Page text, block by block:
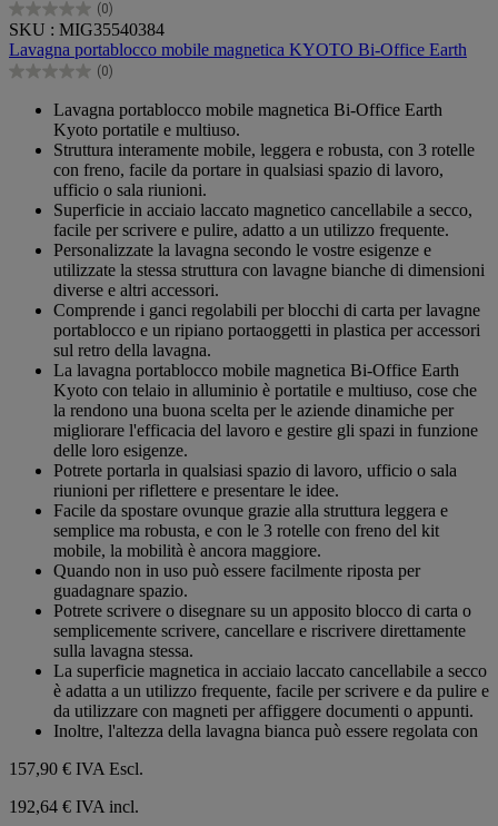
(0)
0.0
su
5
stelle.
SKU : MIG35540384
Lavagna portablocco mobile magnetica KYOTO Bi-Office Earth
(0)
0.0
Lavagna portablocco mobile magnetica Bi-Office Earth
Kyoto portatile e multiuso.
Struttura interamente mobile, leggera e robusta, con 3 rotelle
con freno, facile da portare in qualsiasi spazio di lavoro,
ufficio o sala riunioni.
Superficie in acciaio laccato magnetico cancellabile a secco,
facile per scrivere e pulire, adatto a un utilizzo frequente.
Personalizzate la lavagna secondo le vostre esigenze e
utilizzate la stessa struttura con lavagne bianche di dimensioni
diverse e altri accessori.
Comprende i ganci regolabili per blocchi di carta per lavagne
portablocco e un ripiano portaoggetti in plastica per accessori
sul retro della lavagna.
La lavagna portablocco mobile magnetica Bi-Office Earth
Kyoto con telaio in alluminio è portatile e multiuso, cose che
la rendono una buona scelta per le aziende dinamiche per
migliorare l'efficacia del lavoro e gestire gli spazi in funzione
delle loro esigenze.
Potrete portarla in qualsiasi spazio di lavoro, ufficio o sala
riunioni per riflettere e presentare le idee.
Facile da spostare ovunque grazie alla struttura leggera e
semplice ma robusta, e con le 3 rotelle con freno del kit
mobile, la mobilità è ancora maggiore.
Quando non in uso può essere facilmente riposta per
guadagnare spazio.
Potrete scrivere o disegnare su un apposito blocco di carta o
semplicemente scrivere, cancellare e riscrivere direttamente
sulla lavagna stessa.
La superficie magnetica in acciaio laccato cancellabile a secco
è adatta a un utilizzo frequente, facile per scrivere e da pulire e
da utilizzare con magneti per affiggere documenti o appunti.
Inoltre, l'altezza della lavagna bianca può essere regolata con
157,90 € IVA Escl.
192,64 € IVA incl.